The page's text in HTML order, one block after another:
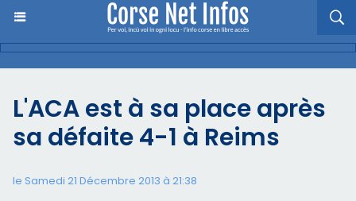
L'ACA est à sa place après
sa défaite 4-1 à Reims
le Samedi 21 Décembre 2013 à 21:38